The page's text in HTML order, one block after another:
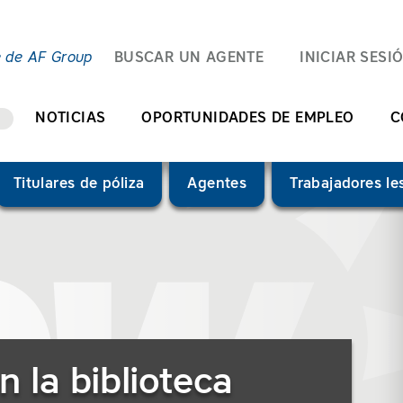
de AF Group BUSCAR UN AGENTE INICIAR
Titulares de póliza Agentes Trabajadores
NOTICIAS OPORTUNIDADES DE EMPLEO
aire libre")
la biblioteca